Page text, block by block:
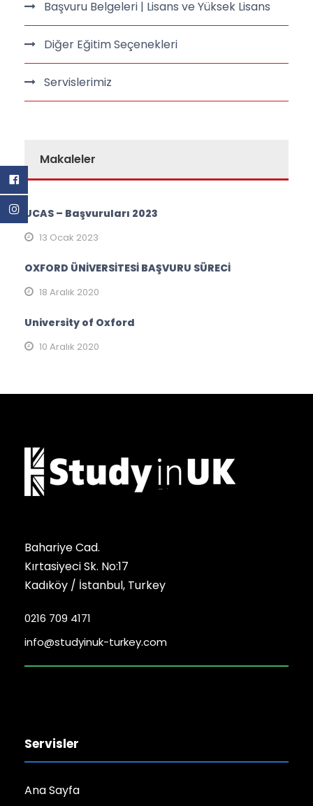
Başvuru Belgeleri | Lisans ve Yüksek Lisans
Diğer Eğitim Seçenekleri
Servislerimiz
Makaleler
UCAS – Başvuruları 2023
13 Ocak 2023
OXFORD ÜNİVERSİTESİ BAŞVURU SÜRECİ
18 Aralık 2020
University of Oxford
10 Aralık 2020
Bahariye Cad.
Kırtasiyeci Sk. No:17
Kadıköy / İstanbul, Turkey
0216 709 4171
info@studyinuk-turkey.com
Servisler
Ana Sayfa